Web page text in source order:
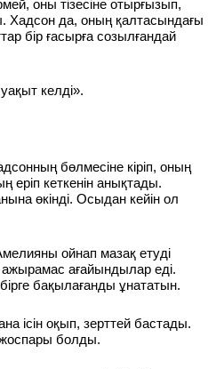
оны тізесіне отырғызып,
Хадсон да, оның қалтасындағы
бір ғасырға созылғандай
келді».
бөлмесіне кіріп, оның
кеткенін анықтады.
өкінді. Осыдан кейін ол
ойнап мазақ етуді
ажырамас ағайындылар еді.
бақылағанды ұнататын.
ісін оқып, зерттей бастады.
болды.